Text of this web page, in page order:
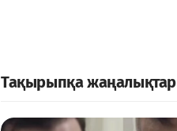
Тақырыпқа жаңалықтар